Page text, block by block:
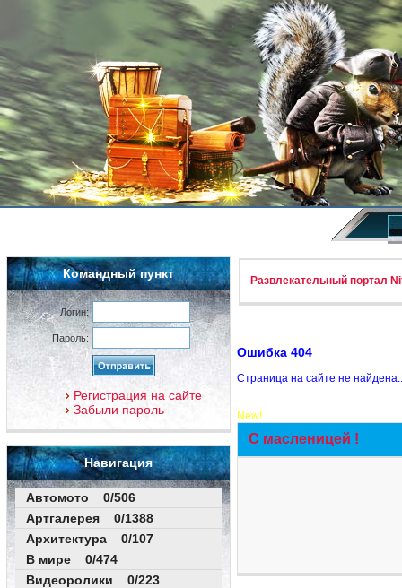
Командный пункт
Логин:
Пароль:
Регистрация на сайте
Забыли пароль
Навигация
Автомото 0/506
Артгалерея 0/1388
Архитектура 0/107
В мире 0/474
Видеоролики 0/223
Развлекательный портал
Ошибка 404
Страница на сайте не
New!
С масленицей !